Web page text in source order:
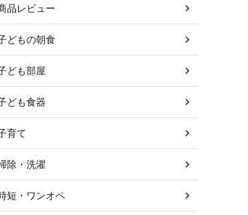
品レビュー
どもの朝食
ども部屋
ども食器
育て
除・洗濯
短・ワンオペ